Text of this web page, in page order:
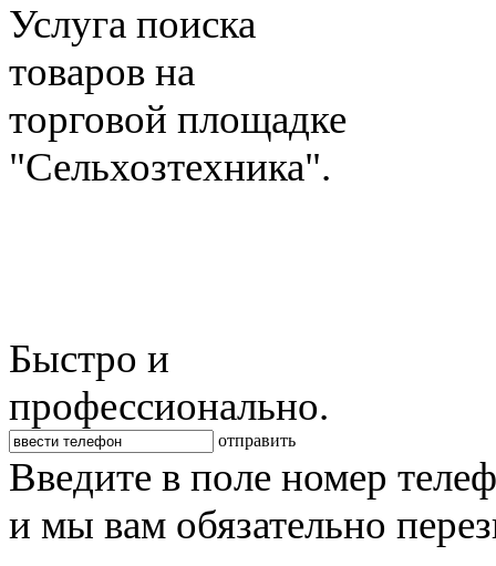
Услуга поиска
товаров на
торговой площадке
"Сельхозтехника".
Быстро и
профессионально.
отправить
Введите в поле номер
и мы вам обязательно